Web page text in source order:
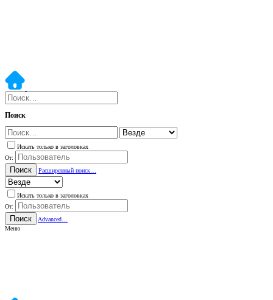
Поиск
Искать только в заголовках
От:
Поиск Расширенный поиск…
Искать только в заголовках
От:
Поиск
Advanced…
Меню